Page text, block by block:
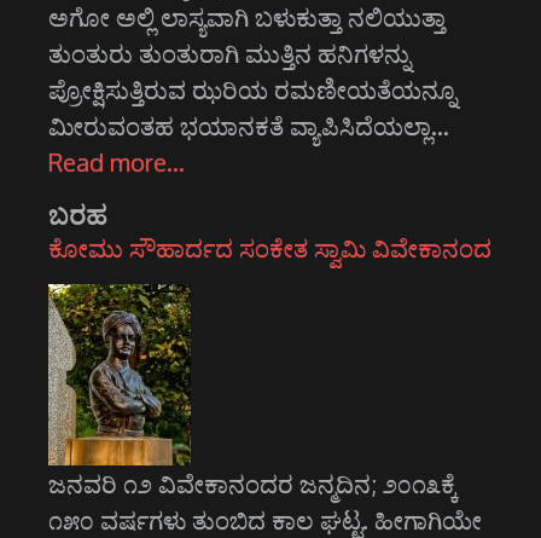
ಅಗೋ ಅಲ್ಲಿ ಲಾಸ್ಯವಾಗಿ ಬಳುಕುತ್ತಾ ನಲಿಯುತ್ತಾ
ತುಂತುರು ತುಂತುರಾಗಿ ಮುತ್ತಿನ ಹನಿಗಳನ್ನು
ಪ್ರೋಕ್ಷಿಸುತ್ತಿರುವ ಝರಿಯ ರಮಣೀಯತೆಯನ್ನೂ
ಮೀರುವಂತಹ ಭಯಾನಕತೆ ವ್ಯಾಪಿಸಿದೆಯಲ್ಲಾ…
Read more…
ಬರಹ
ಕೋಮು ಸೌಹಾರ್ದದ ಸಂಕೇತ ಸ್ವಾಮಿ ವಿವೇಕಾನಂದ
ಜನವರಿ ೧೨ ವಿವೇಕಾನಂದರ ಜನ್ಮದಿನ; ೨೦೧೩ಕ್ಕೆ
೧೫೦ ವರ್ಷಗಳು ತುಂಬಿದ ಕಾಲ ಘಟ್ಟ. ಹೀಗಾಗಿಯೇ